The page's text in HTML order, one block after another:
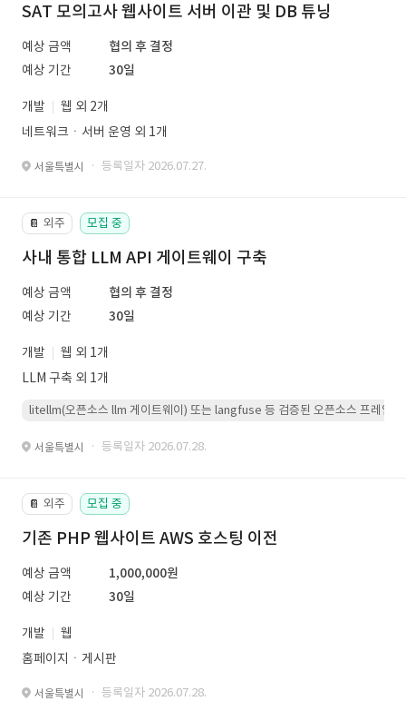
SAT 모의고사 웹사이트 서버 이관 및 DB 튜닝
예상 금액
협의 후 결정
예상 기간
30일
개발
웹 외 2개
네트워크ㆍ서버 운영 외 1개
서울특별시 · 등록일자 2026.07.27.
📔 외주 모집 중
사내 통합 LLM API 게이트웨이 구축
예상 금액
협의 후 결정
예상 기간
30일
개발
웹 외 1개
LLM 구축 외 1개
litellm(오픈소스 llm 게이트웨이) 또는 langfuse 등 검증된 오픈소스 프레임워
서울특별시 · 등록일자 2026.07.28.
📔 외주 모집 중
기존 PHP 웹사이트 AWS 호스팅 이전
예상 금액
1,000,000원
예상 기간
30일
개발
웹
홈페이지ㆍ게시판
서울특별시 · 등록일자 2026.07.28.